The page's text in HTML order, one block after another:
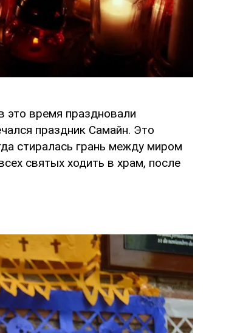
это время праздновали
праздник Самайн. Это
стиралась грань между миром
святых ходить в храм, после